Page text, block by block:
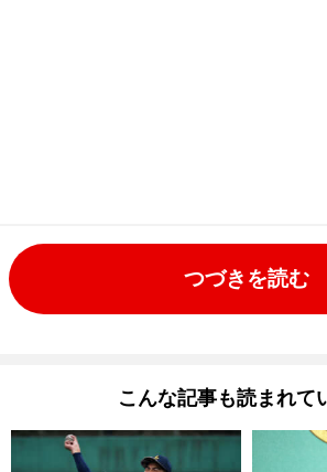
つづきを読む
こんな記事も読まれて